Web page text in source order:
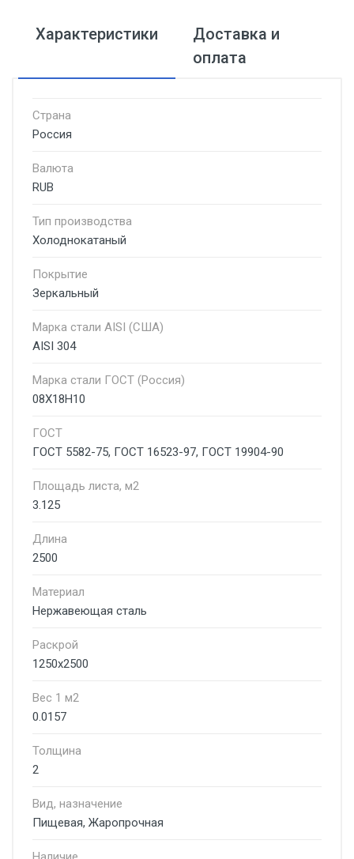
Характеристики
Доставка и
оплата
Страна
Россия
Валюта
RUB
Тип производства
Холоднокатаный
Покрытие
Зеркальный
Марка стали AISI (США)
AISI 304
Марка стали ГОСТ (Россия)
08Х18Н10
ГОСТ
ГОСТ 5582-75, ГОСТ 16523-97, ГОСТ 19904-90
Площадь листа, м2
3.125
Длина
2500
Материал
Нержавеющая сталь
Раскрой
1250х2500
Вес 1 м2
0.0157
Толщина
2
Вид, назначение
Пищевая, Жаропрочная